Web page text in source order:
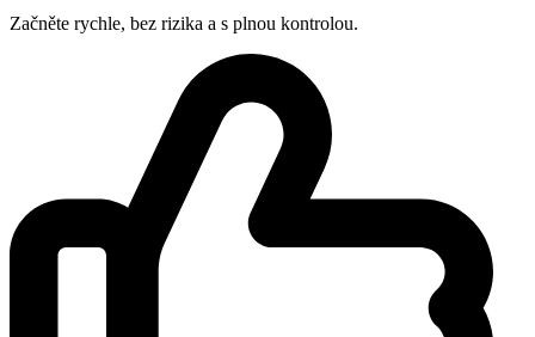
Začněte rychle, bez rizika a s plnou kontrolou.